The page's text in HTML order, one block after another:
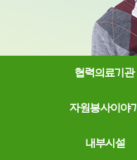
협력의료기관
자원봉사이야기
내부시설